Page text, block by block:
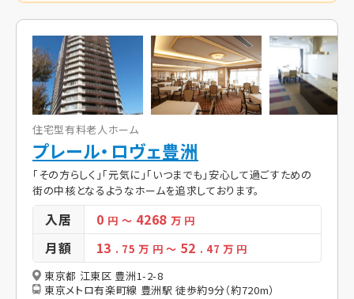
住宅型有料老人ホーム
プレール・ロヴェ豊洲
「その方らしく」「元気に」「いつまでも」安心して過ごすための
街の中核となるようなホームを追求しております。
入居 0 円 ～ 4268 万 円
月額 13 . 75万 円 ～ 52 . 47 万 円
東京都 江東区 豊洲1-2-8
東京メトロ有楽町線 豊洲駅 徒歩約9分（約720m）